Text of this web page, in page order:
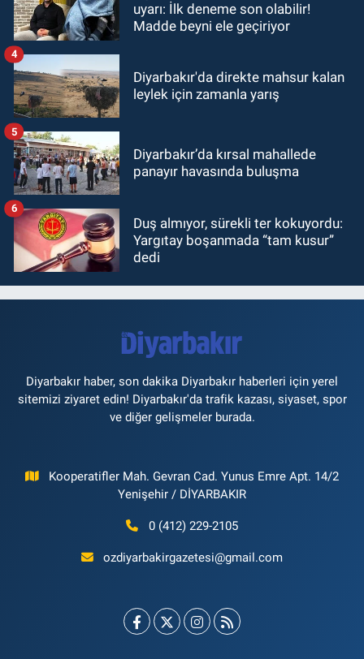
uyarı: İlk deneme son olabilir!
Madde beyni ele geçiriyor
Diyarbakır'da direkte mahsur kalan
leylek için zamanla yarış
4
Diyarbakır’da kırsal mahallede
panayır havasında buluşma
5
Duş almıyor, sürekli ter kokuyordu:
Yargıtay boşanmada “tam kusur”
dedi
6
Diyarbakır haber, son dakika Diyarbakır haberleri için yerel
sitemizi ziyaret edin! Diyarbakır'da trafik kazası, siyaset, spor
ve diğer gelişmeler burada.
Kooperatifler Mah. Gevran Cad. Yunus Emre Apt. 14/2
Yenişehir / DİYARBAKIR
0 (412) 229-2105
ozdiyarbakirgazetesi@gmail.com